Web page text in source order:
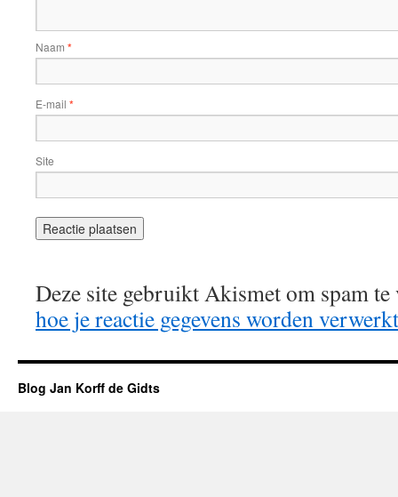
Naam *
E-mail *
Site
Deze site gebruikt Akismet om spam
hoe je reactie gegevens worden verwerkt
Blog Jan Korff de Gidts